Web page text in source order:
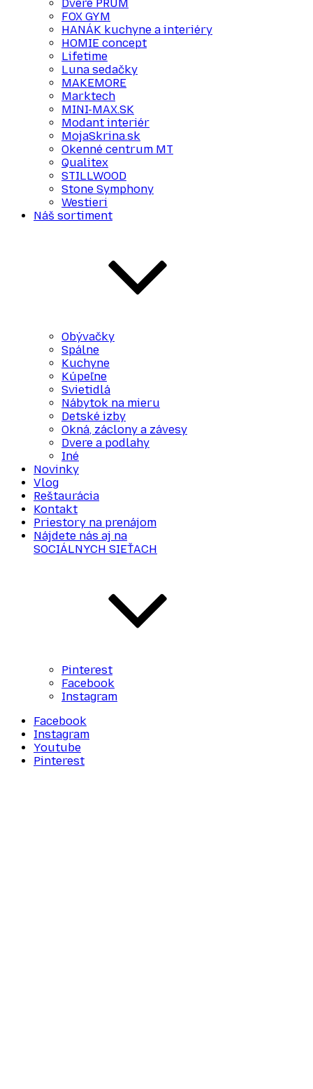
Dvere PRÜM
FOX GYM
HANÁK kuchyne a interiéry
HOMIE concept
Lifetime
Luna sedačky
MAKEMORE
Marktech
MINI-MAX.SK
Modant interiér
MojaSkrina.sk
Okenné centrum MT
Qualitex
STILLWOOD
Stone Symphony
Westieri
Náš sortiment
Obývačky
Spálne
Kuchyne
Kúpeľne
Svietidlá
Nábytok na mieru
Detské izby
Okná, záclony a závesy
Dvere a podlahy
Iné
Novinky
Vlog
Reštaurácia
Kontakt
Priestory na prenájom
Nájdete nás aj na
SOCIÁLNYCH SIEŤACH
Pinterest
Facebook
Instagram
Facebook
Instagram
Youtube
Pinterest